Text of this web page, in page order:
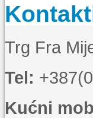
Trg Fra
Tel:
Kućni